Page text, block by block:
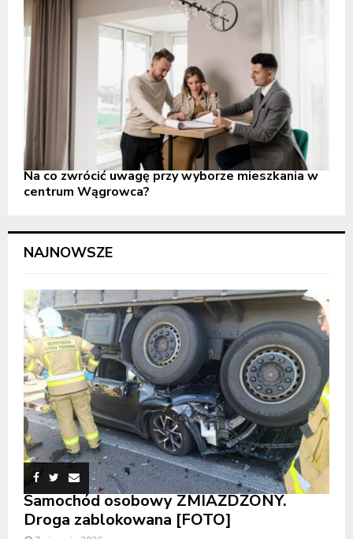
Na co zwrócić uwagę przy wyborze mieszkania w
centrum Wągrowca?
NAJNOWSZE
Samochód osobowy ZMIAŻDŻONY.
Droga zablokowana [FOTO]